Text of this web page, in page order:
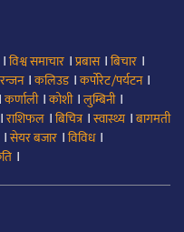
विश्व समाचार ।प्रबास।बिचार ।
।कलिउड।कर्पोरेट/पर्यटन।
कर्णाली।कोशी।लुम्बिनी।
राशिफल ।बिचित्र।स्वास्थ्य ।बागमती
।सेयर बजार ।विविध।
।